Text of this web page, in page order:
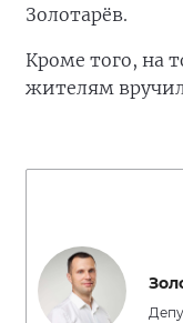
Золотарёв.
Кроме того, на
жителям